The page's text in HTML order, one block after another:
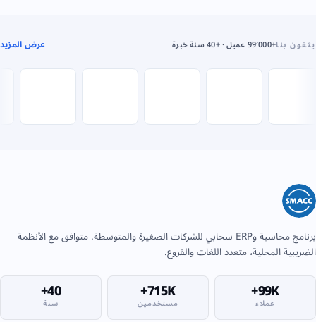
يثقون بنا+99٬000 عميل · +40 سنة خبرة عرض المزيد
برنامج محاسبة وERP سحابي للشركات الصغيرة والمتوسطة. متوافق مع الأنظمة
الضريبية المحلية، متعدد اللغات والفروع.
99K+
عملاء 715K+
مستخدمين 40+
سنة